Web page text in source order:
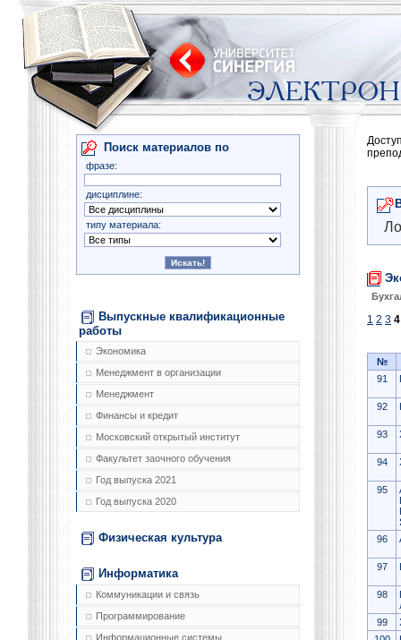
Поиск материалов по
фразе:
дисциплине:
типу материала:
Выпускные квалификационные
работы
Экономика
Менеджмент в организации
Менеджмент
Финансы и кредит
Московский открытый институт
Факультет заочного обучения
Год выпуска 2021
Год выпуска 2020
Физическая культура
Информатика
Коммуникации и связь
Программирование
Информационные системы
1 2 3 4
№
91
92
93
94
95
96
97
98
99